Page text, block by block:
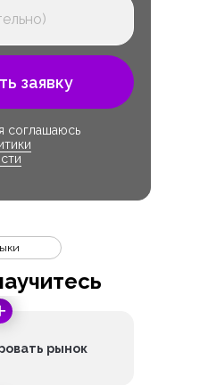
заявку
соглашаюсь
рынок